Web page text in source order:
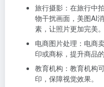
旅行摄影：在旅行中
物干扰画面，美图AI
素，让照片更加完美。
电商图片处理：电商
印或商标，提升商品
教育机构：教育机构
印，保障视觉效果。